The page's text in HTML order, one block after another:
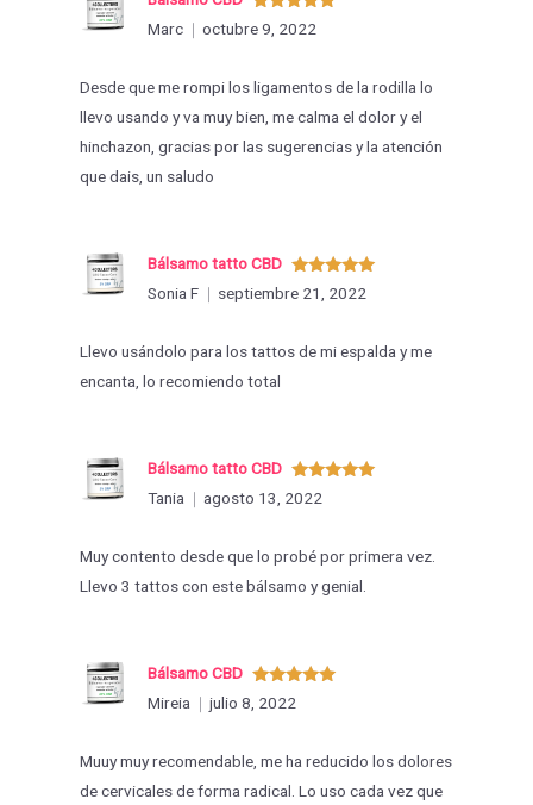
Valorado
con5de 5
Marc
octubre 9, 2022
Desde que me rompi los ligamentos de la rodilla lo
llevo usando y va muy bien, me calma el dolor y el
hinchazon, gracias por las sugerencias y la atención
que dais, un saludo
Valorado
con 5de 5
Bálsamo tatto CBD
Sonia F
septiembre 21, 2022
Llevo usándolo para los tattos de mi espalda y me
encanta, lo recomiendo total
Valorado
con
Bálsamo tatto CBD
Tania
agosto 13, 2022
Muy contento desde que lo probé por primera vez.
Llevo 3 tattos con este bálsamo y genial.
Valorado
con5de 5
Bálsamo CBD
Mireia
julio 8, 2022
Muuy muy recomendable, me ha reducido los dolores
de cervicales de forma radical. Lo uso cada vez que